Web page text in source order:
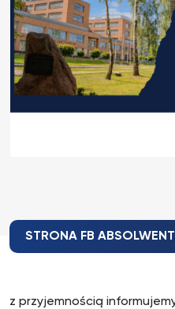
STRONA FB
z przyjemnością